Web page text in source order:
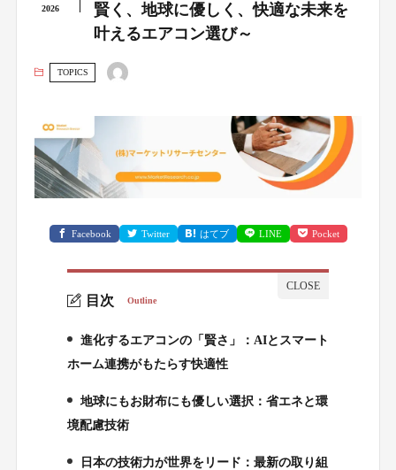
2026
賢く、地球に優しく、快適な未来を
叶えるエアコン選び～
TOPICS
Facebook Twitter はてブ LINE Pocket
目次 Outline
1.
進化するエアコンの「賢さ」：AIとスマート
ホーム連携がもたらす快適性
2.
地球にもお財布にも優しい選択：省エネと環
境配慮技術
日本の技術力が世界をリード：最新の取り組